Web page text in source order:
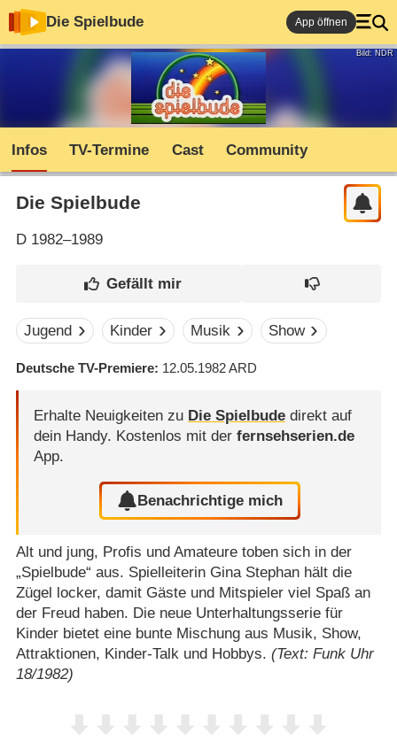
Die Spielbude App öffnen
Bild: NDR
Infos TV-Termine Cast Community
Die Spielbude
D1982–1989
Jugend Kinder Musik Show
Deutsche TV-Premiere 12.05.1982ARD
Erhalte Neuigkeiten zu Die Spielbudedirekt auf
dein Handy. Kostenlos mit der fernsehserien.de
App.
Benachrichtige mich
Alt und jung, Profis und Amateure toben sich in der
„Spielbude“ aus. Spielleiterin Gina Stephan hält die
Zügel locker, damit Gäste und Mitspieler viel Spaß an
der Freud haben. Die neue Unterhaltungsserie für
Kinder bietet eine bunte Mischung aus Musik, Show,
Attraktionen, Kinder-Talk und Hobbys. (Text: Funk Uhr
18/1982)